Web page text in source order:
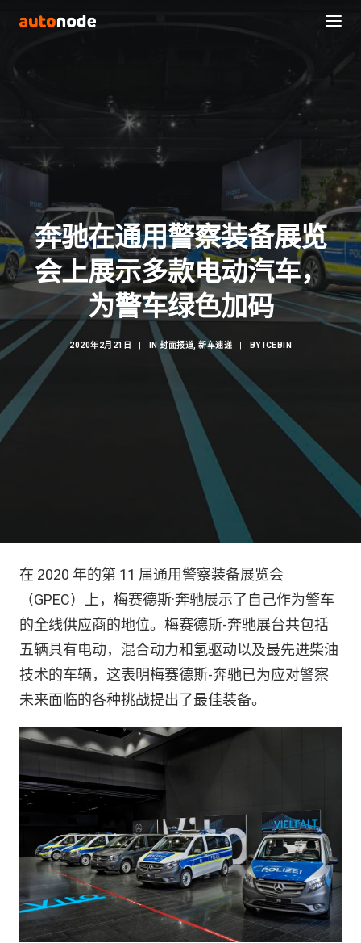
Search
奔驰在通用警察装备展览
会上展示多款电动汽车，
为警车绿色加码
2020年2月21日 IN 封面报道 新车速递 BY ICEBIN
在 2020 年的第 11 届通用警察装备展览会
（GPEC）上，梅赛德斯·奔驰展示了自己作为警车
的全线供应商的地位。梅赛德斯-奔驰展台共包括
五辆具有电动，混合动力和氢驱动以及最先进柴油
技术的车辆，这表明梅赛德斯-奔驰已为应对警察
未来面临的各种挑战提出了最佳装备。